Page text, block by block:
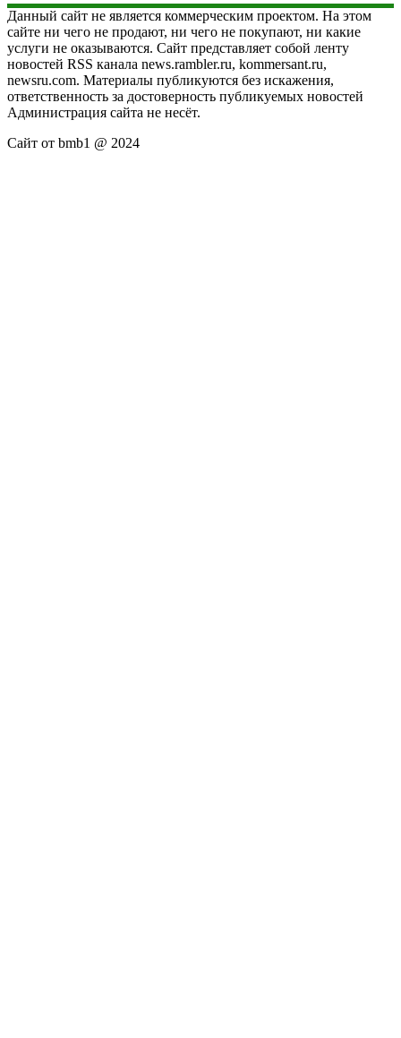
Данный сайт не является коммерческим проектом. На этом
сайте ни чего не продают, ни чего не покупают, ни какие
услуги не оказываются. Сайт представляет собой ленту
новостей RSS канала news.rambler.ru, kommersant.ru,
newsru.com. Материалы публикуются без искажения,
ответственность за достоверность публикуемых новостей
Администрация сайта не несёт.
Сайт от bmb1 @ 2024